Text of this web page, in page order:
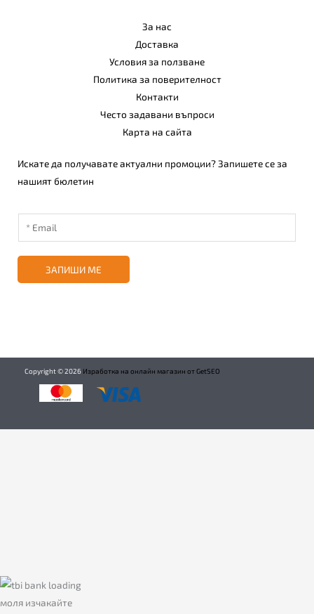
За нас
Доставка
Условия за ползване
Политика за поверителност
Контакти
Често задавани въпроси
Карта на сайта
Искате да получавате актуални промоции? Запишете се за
нашият бюлетин
ЗАПИШИ МЕ
Copyright ©2026 Изработка на онлайн магазин от GetSEO
моля изчакайте